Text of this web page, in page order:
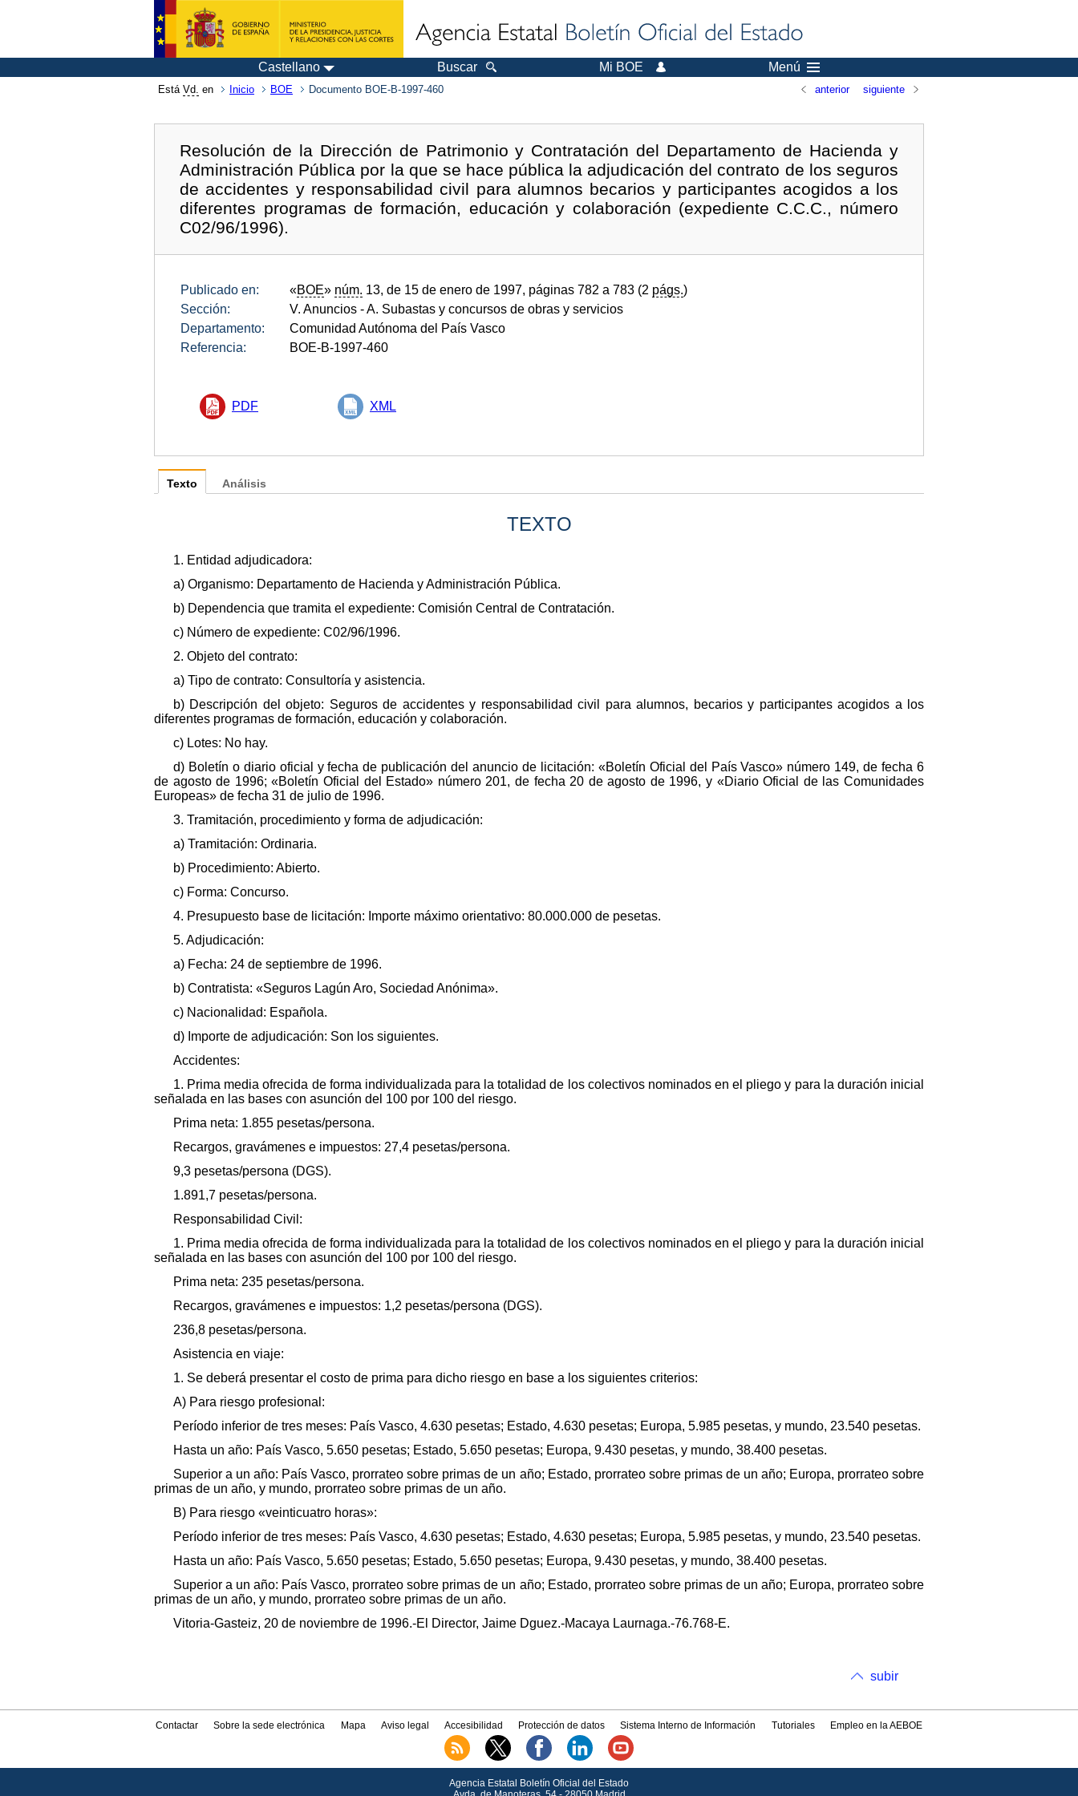
Castellano Buscar Mi BOE Menú
Está Vd. en Inicio BOE Documento BOE-B-1997-460 anterior siguiente
Resolución de la Dirección de Patrimonio y Contratación del Departamento de Hacienda y
Administración Pública por la que se hace pública la adjudicación del contrato de los seguros
de accidentes y responsabilidad civil para alumnos becarios y participantes acogidos a los
diferentes programas de formación, educación y colaboración (expediente C.C.C., número
C02/96/1996).
Publicado en: «BOE» núm. 13, de 15 de enero de 1997, páginas 782 a 783 (2 págs.)
Sección:
V. Anuncios - A. Subastas y concursos de obras y servicios
Departamento:
Comunidad Autónoma del País Vasco
Referencia:
BOE-B-1997-460
PDF XML
Texto
TEXTO
1. Entidad adjudicadora:
a) Organismo: Departamento de Hacienda y Administración Pública.
b) Dependencia que tramita el expediente: Comisión Central de Contratación.
c) Número de expediente: C02/96/1996.
2. Objeto del contrato:
a) Tipo de contrato: Consultoría y asistencia.
b) Descripción del objeto: Seguros de accidentes y responsabilidad civil para alumnos, becarios y participantes acogidos a los
diferentes programas de formación, educación y colaboración.
c) Lotes: No hay.
d) Boletín o diario oficial y fecha de publicación del anuncio de licitación: «Boletín Oficial del País Vasco» número 149, de fecha 6
de agosto de 1996; «Boletín Oficial del Estado» número 201, de fecha 20 de agosto de 1996, y «Diario Oficial de las Comunidades
Europeas» de fecha 31 de julio de 1996.
3. Tramitación, procedimiento y forma de adjudicación:
a) Tramitación: Ordinaria.
b) Procedimiento: Abierto.
c) Forma: Concurso.
4. Presupuesto base de licitación: Importe máximo orientativo: 80.000.000 de pesetas.
5. Adjudicación:
a) Fecha: 24 de septiembre de 1996.
b) Contratista: «Seguros Lagún Aro, Sociedad Anónima».
c) Nacionalidad: Española.
d) Importe de adjudicación: Son los siguientes.
Accidentes:
1. Prima media ofrecida de forma individualizada para la totalidad de los colectivos nominados en el pliego y para la duración inicial
señalada en las bases con asunción del 100 por 100 del riesgo.
Prima neta: 1.855 pesetas/persona.
Recargos, gravámenes e impuestos: 27,4 pesetas/persona.
9,3 pesetas/persona (DGS).
1.891,7 pesetas/persona.
Responsabilidad Civil:
1. Prima media ofrecida de forma individualizada para la totalidad de los colectivos nominados en el pliego y para la duración inicial
señalada en las bases con asunción del 100 por 100 del riesgo.
Prima neta: 235 pesetas/persona.
Recargos, gravámenes e impuestos: 1,2 pesetas/persona (DGS).
236,8 pesetas/persona.
Asistencia en viaje:
1. Se deberá presentar el costo de prima para dicho riesgo en base a los siguientes criterios:
A) Para riesgo profesional:
Período inferior de tres meses: País Vasco, 4.630 pesetas; Estado, 4.630 pesetas; Europa, 5.985 pesetas, y mundo, 23.540 pesetas.
Hasta un año: País Vasco, 5.650 pesetas; Estado, 5.650 pesetas; Europa, 9.430 pesetas, y mundo, 38.400 pesetas.
Superior a un año: País Vasco, prorrateo sobre primas de un año; Estado, prorrateo sobre primas de un año; Europa, prorrateo sobre
primas de un año, y mundo, prorrateo sobre primas de un año.
B) Para riesgo «veinticuatro horas»:
Período inferior de tres meses: País Vasco, 4.630 pesetas; Estado, 4.630 pesetas; Europa, 5.985 pesetas, y mundo, 23.540 pesetas.
Hasta un año: País Vasco, 5.650 pesetas; Estado, 5.650 pesetas; Europa, 9.430 pesetas, y mundo, 38.400 pesetas.
Superior a un año: País Vasco, prorrateo sobre primas de un año; Estado, prorrateo sobre primas de un año; Europa, prorrateo sobre
primas de un año, y mundo, prorrateo sobre primas de un año.
Vitoria-Gasteiz, 20 de noviembre de 1996.-El Director, Jaime Dguez.-Macaya Laurnaga.-76.768-E.
Análisis
subir
Contactar Sobre la sede electrónica Mapa Aviso legal Accesibilidad Protección de datos Sistema Interno de Información Tutoriales Empleo en la AEBOE
Agencia Estatal Boletín Oficial del Estado